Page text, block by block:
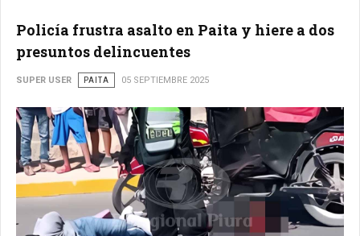
Policía frustra asalto en Paita y hiere a dos
presuntos delincuentes
SUPER USER PAITA 05 SEPTIEMBRE 2025